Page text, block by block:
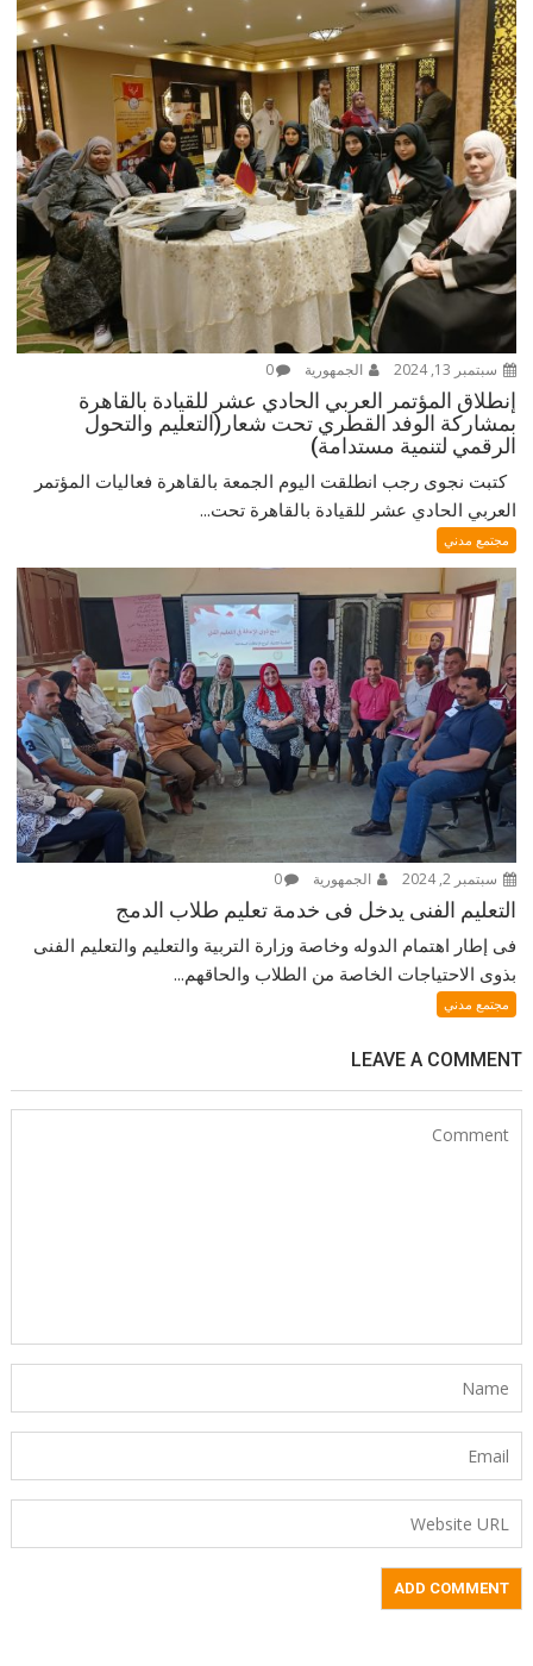
سبتمبر 13, 2024 الجمهورية 0
إنطلاق المؤتمر العربي الحادي عشر للقيادة بالقاهرة
بمشاركة الوفد القطري تحت شعار(التعليم والتحول
الرقمي لتنمية مستدامة)
كتبت نجوى رجب انطلقت اليوم الجمعة بالقاهرة فعاليات المؤتمر
العربي الحادي عشر للقيادة بالقاهرة تحت...
مجتمع مدني
سبتمبر 2, 2024 الجمهورية 0
التعليم الفنى يدخل فى خدمة تعليم طلاب الدمج
فى إطار اهتمام الدوله وخاصة وزارة التربية والتعليم والتعليم الفنى
بذوى الاحتياجات الخاصة من الطلاب والحاقهم...
مجتمع مدني
LEAVE A COMMENT